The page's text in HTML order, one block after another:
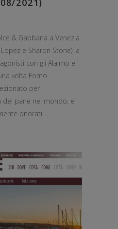
2021)
& Gabbana a Venezia
e Sharon Stone) la
con gli Alajmo e
volta Forno
per
del pane nel mondo, e
onorati!